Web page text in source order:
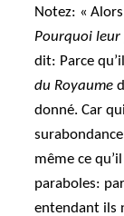
Notez: «
Pourquoi leur
dit: Parce
du Royaume
donné. Car
même ce
paraboles:
entendant ils